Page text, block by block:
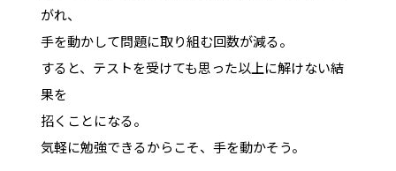
がれ、
手を動かして問題に取り組む回数が減る。
すると、テストを受けても思った以上に解けない結
果を
招くことになる。
気軽に勉強できるからこそ、手を動かそう。